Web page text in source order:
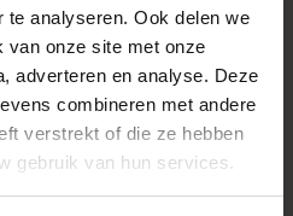
analyseren. Ook delen we
van onze site met onze
adverteren en analyse. Deze
combineren met andere
verstrekt of die ze hebben
gebruik van hun services.
* All figures calculated by L-Mount.
Note: The L-Mount Trademark is a
Camera AG. About Product Name:
Product name includes "DG" when
ultimate in performance on